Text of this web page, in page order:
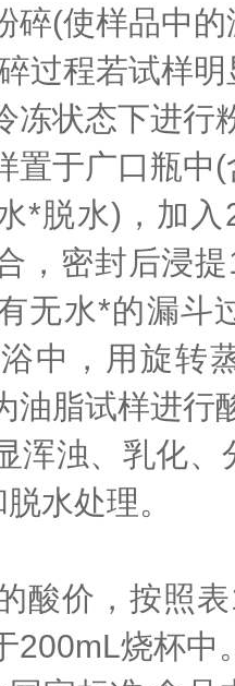
碎(使样品中
过程若试样
冻状态下进行
置于广口瓶中
*脱水)，加
，密封后浸
无水*的漏斗
中，用旋转
油脂试样进行
浑浊、乳化
水处理。
酸价，按照
200mL烧杯中